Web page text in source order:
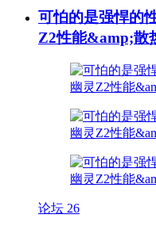
可怕的是强悍的
Z2性能&amp;散
论坛 26